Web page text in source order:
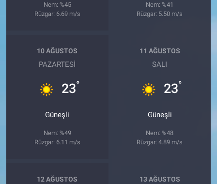
Nem: %45
Rüzgar: 6.69 m/s
Nem: %41
Rüzgar: 5.50 m/s
10 AĞUSTOS
PAZARTESI
23°
Güneşli
Nem: %49
Rüzgar: 6.11 m/s
11 AĞUSTOS
SALI
23°
Güneşli
Nem: %48
Rüzgar: 4.89 m/s
12 AĞUSTOS 13 AĞUSTOS